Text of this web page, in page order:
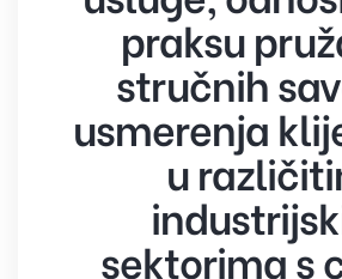
praksu
stručnih
usmerenja
u
sektorima s